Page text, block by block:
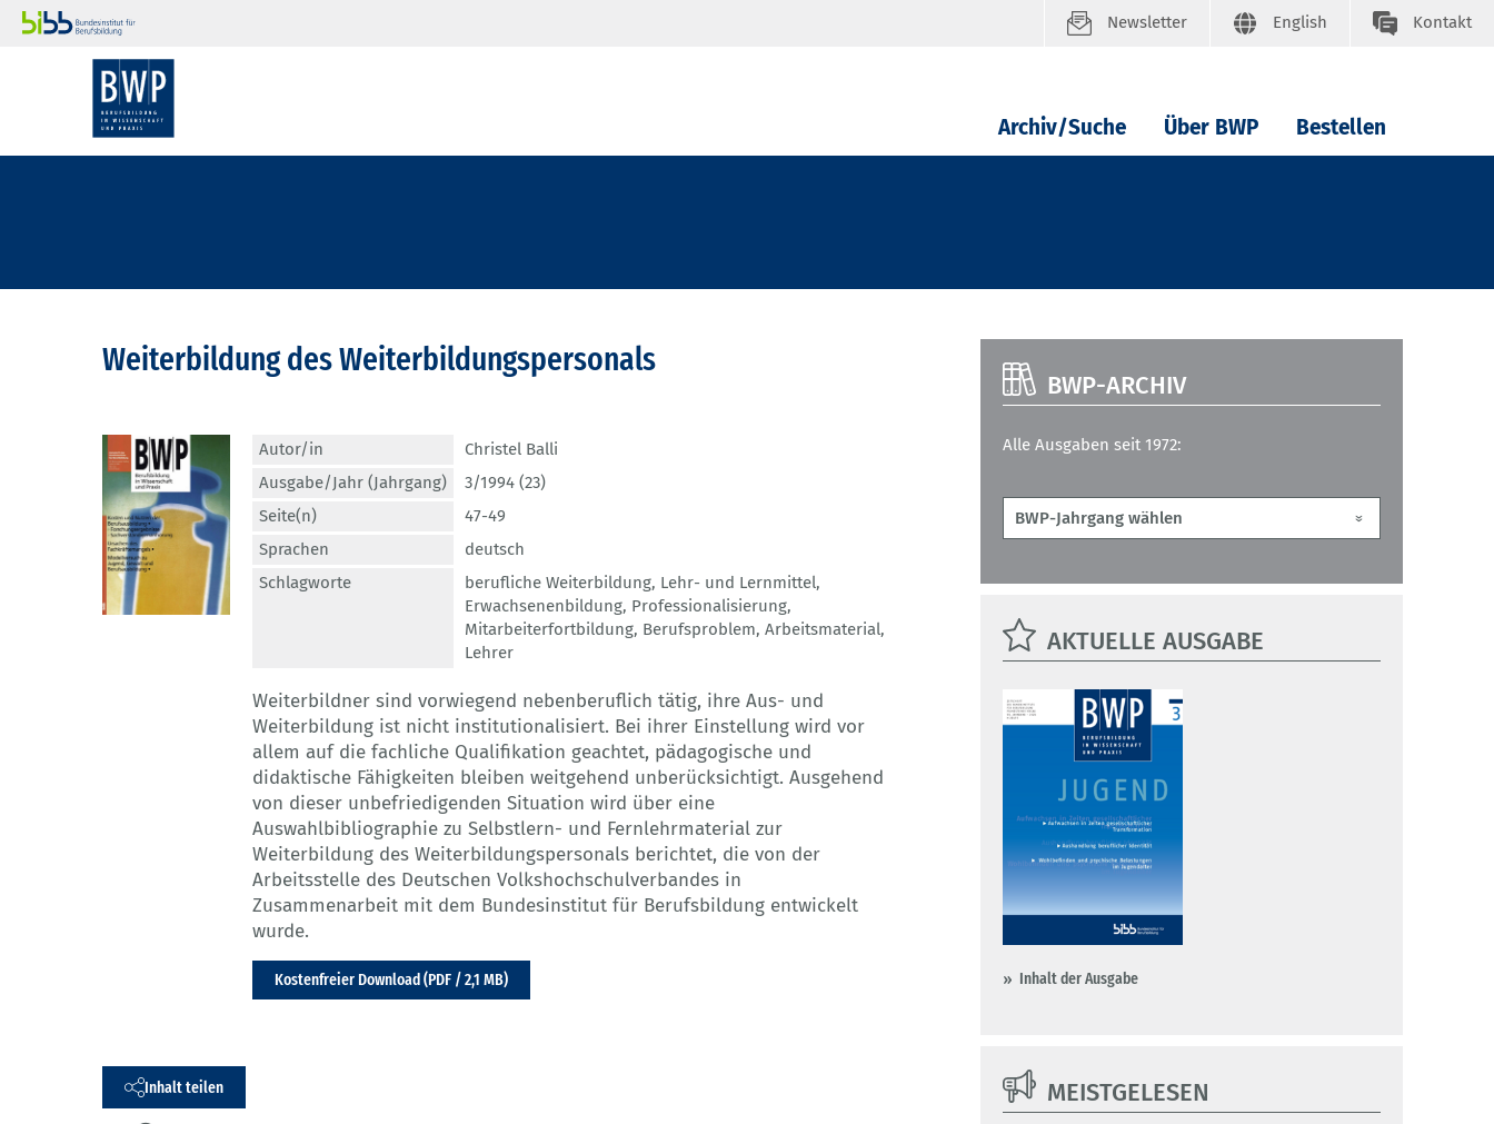
Newsletter English Kontakt
Archiv/Suche Über BWP Bestellen
Weiterbildung des Weiterbildungspersonals
Autor/in
Christel Balli
Ausgabe/Jahr (Jahrgang)
3/1994 (23)
Seite(n)
47-49
Sprachen
deutsch
Schlagworte
berufliche Weiterbildung, Lehr- und Lernmittel,
Erwachsenenbildung, Professionalisierung,
Mitarbeiterfortbildung, Berufsproblem, Arbeitsmaterial,
Lehrer
Weiterbildner sind vorwiegend nebenberuflich tätig, ihre Aus- und
Weiterbildung ist nicht institutionalisiert. Bei ihrer Einstellung wird vor
allem auf die fachliche Qualifikation geachtet, pädagogische und
didaktische Fähigkeiten bleiben weitgehend unberücksichtigt. Ausgehend
von dieser unbefriedigenden Situation wird über eine
Auswahlbibliographie zu Selbstlern- und Fernlehrmaterial zur
Weiterbildung des Weiterbildungspersonals berichtet, die von der
Arbeitsstelle des Deutschen Volkshochschulverbandes in
Zusammenarbeit mit dem Bundesinstitut für Berufsbildung entwickelt
wurde.
Kostenfreier Download (PDF / 2,1 MB)
Inhalt teilen
BWP-ARCHIV
Alle Ausgaben seit 1972:
AKTUELLE AUSGABE
Inhalt der Ausgabe
MEISTGELESEN